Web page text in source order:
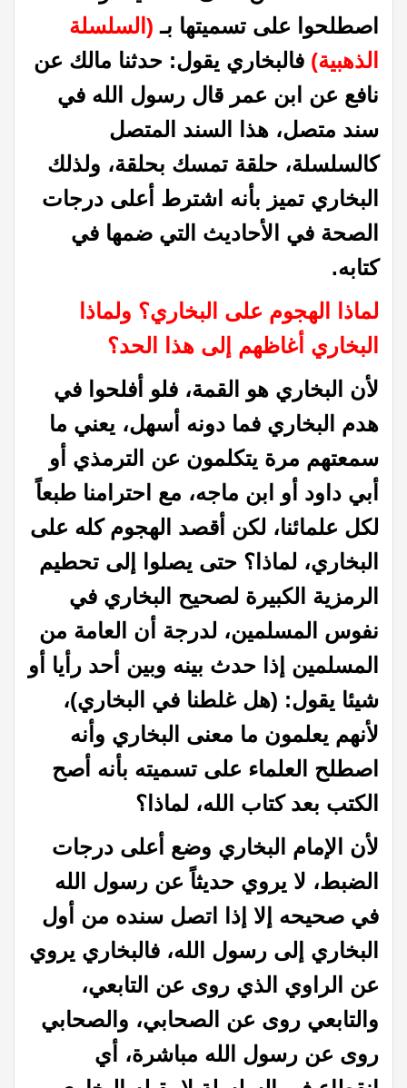
اصطلحوا على تسميتها بـ (السلسلة
الذهبية) فالبخاري يقول: حدثنا مالك عن
نافع عن ابن عمر قال رسول الله في
سند متصل، هذا السند المتصل
كالسلسلة، حلقة تمسك بحلقة، ولذلك
البخاري تميز بأنه اشترط أعلى درجات
الصحة في الأحاديث التي ضمها في
كتابه.
لماذا الهجوم على البخاري؟ ولماذا
البخاري أغاظهم إلى هذا الحد؟
لأن البخاري هو القمة، فلو أفلحوا في
هدم البخاري فما دونه أسهل، يعني ما
سمعتهم مرة يتكلمون عن الترمذي أو
أبي داود أو ابن ماجه، مع احترامنا طبعاً
لكل علمائنا، لكن أقصد الهجوم كله على
البخاري، لماذا؟ حتى يصلوا إلى تحطيم
الرمزية الكبيرة لصحيح البخاري في
نفوس المسلمين، لدرجة أن العامة من
المسلمين إذا حدث بينه وبين أحد رأيا أو
شيئا يقول: (هل غلطنا في البخاري)،
لأنهم يعلمون ما معنى البخاري وأنه
اصطلح العلماء على تسميته بأنه أصح
الكتب بعد كتاب الله، لماذا؟
لأن الإمام البخاري وضع أعلى درجات
الضبط، لا يروي حديثاً عن رسول الله
في صحيحه إلا إذا اتصل سنده من أول
البخاري إلى رسول الله، فالبخاري يروي
عن الراوي الذي روى عن التابعي،
والتابعي روى عن الصحابي، والصحابي
روى عن رسول الله مباشرة، أي